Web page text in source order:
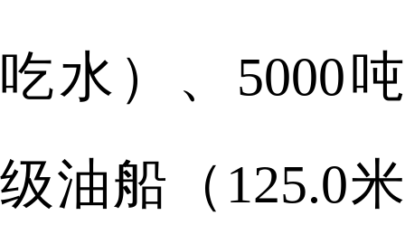
吃水）、5000吨
级油船（125.0米